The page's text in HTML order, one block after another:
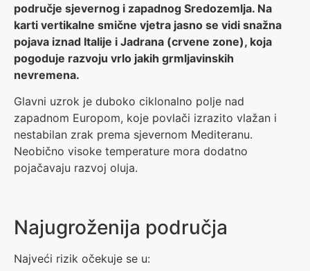
područje sjevernog i zapadnog Sredozemlja. Na
karti vertikalne smične vjetra jasno se vidi snažna
pojava iznad Italije i Jadrana (crvene zone), koja
pogoduje razvoju vrlo jakih grmljavinskih
nevremena.
Glavni uzrok je duboko ciklonalno polje nad
zapadnom Europom, koje povlači izrazito vlažan i
nestabilan zrak prema sjevernom Mediteranu.
Neobično visoke temperature mora dodatno
pojačavaju razvoj oluja.
Najugroženija područja
Najveći rizik očekuje se u: